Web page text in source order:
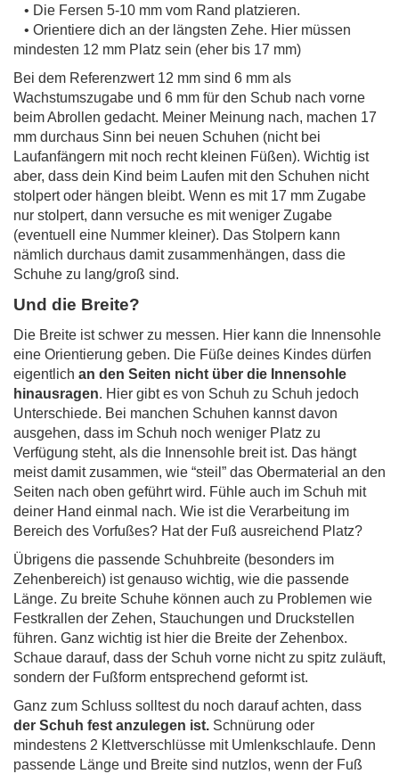
• Die Fersen 5-10 mm vom Rand platzieren.
• Orientiere dich an der längsten Zehe. Hier müssen
mindesten 12 mm Platz sein (eher bis 17 mm)
Bei dem Referenzwert 12 mm sind 6 mm als
Wachstumszugabe und 6 mm für den Schub nach vorne
beim Abrollen gedacht. Meiner Meinung nach, machen 17
mm durchaus Sinn bei neuen Schuhen (nicht bei
Laufanfängern mit noch recht kleinen Füßen). Wichtig ist
aber, dass dein Kind beim Laufen mit den Schuhen nicht
stolpert oder hängen bleibt. Wenn es mit 17 mm Zugabe
nur stolpert, dann versuche es mit weniger Zugabe
(eventuell eine Nummer kleiner). Das Stolpern kann
nämlich durchaus damit zusammenhängen, dass die
Schuhe zu lang/groß sind.
Und die Breite?
Die Breite ist schwer zu messen. Hier kann die Innensohle
eine Orientierung geben. Die Füße deines Kindes dürfen
eigentlich an den Seiten nicht über die Innensohle
hinausragen. Hier gibt es von Schuh zu Schuh jedoch
Unterschiede. Bei manchen Schuhen kannst davon
ausgehen, dass im Schuh noch weniger Platz zu
Verfügung steht, als die Innensohle breit ist. Das hängt
meist damit zusammen, wie “steil” das Obermaterial an den
Seiten nach oben geführt wird. Fühle auch im Schuh mit
deiner Hand einmal nach. Wie ist die Verarbeitung im
Bereich des Vorfußes? Hat der Fuß ausreichend Platz?
Übrigens die passende Schuhbreite (besonders im
Zehenbereich) ist genauso wichtig, wie die passende
Länge. Zu breite Schuhe können auch zu Problemen wie
Festkrallen der Zehen, Stauchungen und Druckstellen
führen. Ganz wichtig ist hier die Breite der Zehenbox.
Schaue darauf, dass der Schuh vorne nicht zu spitz zuläuft,
sondern der Fußform entsprechend geformt ist.
Ganz zum Schluss solltest du noch darauf achten, dass
der Schuh fest anzulegen ist. Schnürung oder
mindestens 2 Klettverschlüsse mit Umlenkschlaufe. Denn
passende Länge und Breite sind nutzlos, wenn der Fuß